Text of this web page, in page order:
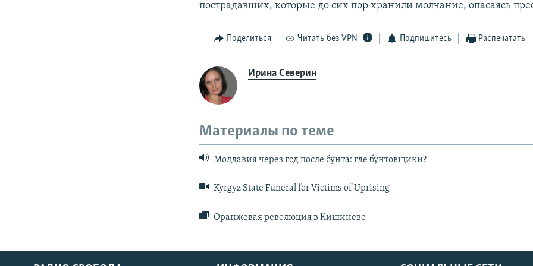
пострадавших, которые до сих пор хранили молчание, опасаясь
Поделиться Читать без VPN Подпишитесь Распечатать
Ирина Северин
Материалы по теме
Молдавия через год после бунта: где бунтовщики?
Kyrgyz State Funeral for Victims of Uprising
Оранжевая революция в Кишиневе